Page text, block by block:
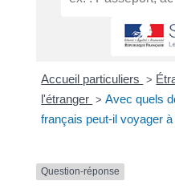
Accueil particuliers >
l'étranger > Avec quels
français peut-il voyager
Question-réponse